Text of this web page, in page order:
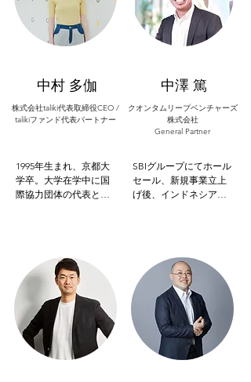
約50か国への旅を経
験。大学時代はアメリ
カンフットボールに従
事し、国際試合も経
値創造に関心が高い。
船場倶楽部理事、大阪
インキュベーションア
ドバイザー。
中村 多伽
株式会社taliki代表取締役CEO /
talikiファンド代表パートナー
1995年生まれ、京都大
学卒。大学在学中に国
際協力団体の代表とし
学。現地報道局に勤務
し、アシスタントプロ
デューサーとして2016
年大統領選や国連総会
の取材に携わる。様々
な経験を通して「社会
課題を解決するプレイ
ヤーの支援」の必要性
就任。飲食業の経営に
携わる一方で、大阪拘
置所・和歌山刑務所の
篤志面接委員として受
た面接、講話活動を行
い再犯防止に取り組
む。2018年より現職。
公職として、一般社団
法人大阪外食産業協会
協会副会長、道頓堀商
店会副会長、一般社団
法人関西経済同友会幹
中澤 篤
クオンタムリープベンチャーズ
株式会社
General Partner
SBIグループにてホール
セール、新規事業立上
げ後、インドネシアで
戦略策定などマーチャ
ンダイジング及び事業
開発に従事後、2016年6
月フューチャーベンチ
ャーキャピタル入社。
シニアインベストメン
トオフィサーとして20
社超の新規投資、ファ